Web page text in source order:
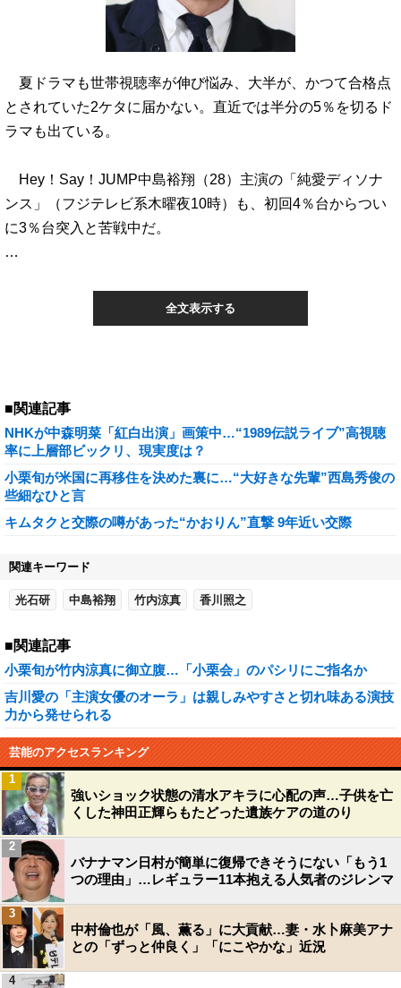
夏ドラマも世帯視聴率が伸び悩み、大半が、かつて合格点
とされていた2ケタに届かない。直近では半分の5％を切るド
ラマも出ている。
Hey！Say！JUMP中島裕翔（28）主演の「純愛ディソナ
ンス」（フジテレビ系木曜夜10時）も、初回4％台からつい
に3％台突入と苦戦中だ。
…
全文表示する
■関連記事
NHKが中森明菜「紅白出演」画策中…“1989伝説ライブ”高視聴
率に上層部ビックリ、現実度は？
小栗旬が米国に再移住を決めた裏に…“大好きな先輩”西島秀俊の
些細なひと言
キムタクと交際の噂があった“かおりん”直撃 9年近い交際
関連キーワード
光石研 中島裕翔 竹内涼真 香川照之
■関連記事
小栗旬が竹内涼真に御立腹…「小栗会」のパシリにご指名か
吉川愛の「主演女優のオーラ」は親しみやすさと切れ味ある演技
力から発せられる
芸能のアクセスランキング
強いショック状態の清水アキラに心配の声…子供を亡
くした神田正輝らもたどった遺族ケアの道のり
1
バナナマン日村が簡単に復帰できそうにない「もう1
つの理由」…レギュラー11本抱える人気者のジレンマ
2
中村倫也が「風、薫る」に大貢献…妻・水卜麻美アナ
との「ずっと仲良く」「にこやかな」近況
3
4